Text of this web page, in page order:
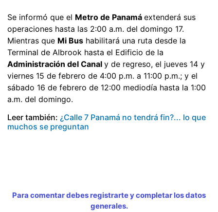
Se informó que el Metro de Panamá extenderá sus
operaciones hasta las 2:00 a.m. del domingo 17.
Mientras que Mi Bus habilitará una ruta desde la
Terminal de Albrook hasta el Edificio de la
Administración del Canal y de regreso, el jueves 14 y
viernes 15 de febrero de 4:00 p.m. a 11:00 p.m.; y el
sábado 16 de febrero de 12:00 mediodía hasta la 1:00
a.m. del domingo.
Leer también: ¿Calle 7 Panamá no tendrá fin?... lo que
muchos se preguntan
Para comentar debes registrarte y completar los datos
generales.